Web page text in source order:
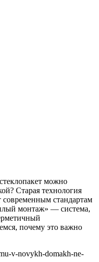
можно
Старая технология
современным стандартам
монтаж» — система,
почему это важно